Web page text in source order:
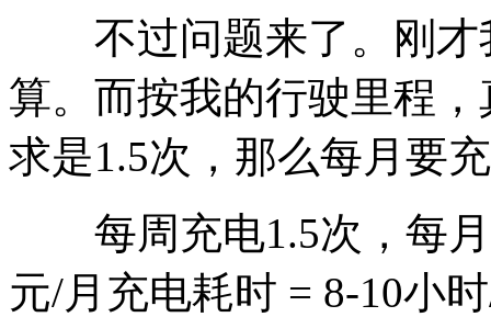
不过问题来了。刚才
算。而按我的行驶里程
求是1.5次，那么每月要
每周充电1.5次，每月
元/月充电耗时 = 8-10小